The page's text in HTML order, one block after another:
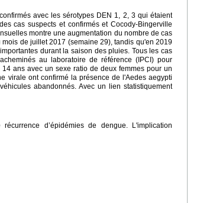
avec les sérotypes DEN 1, 2, 3 qui étaient
cas suspects et confirmés et Cocody-Bingerville
montre une augmentation du nombre de cas
de juillet 2017 (semaine 29), tandis qu'en 2019
durant la saison des pluies. Tous les cas
au laboratoire de référence (IPCI) pour
ans avec un sexe ratio de deux femmes pour un
virale ont confirmé la présence de l'Aedes aegypti
abandonnés. Avec un lien statistiquement
d’épidémies de dengue. L'implication